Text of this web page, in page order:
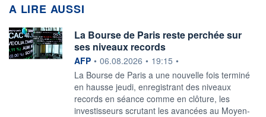
A LIRE AUSSI
La Bourse de Paris reste perchée sur
ses niveaux records
information fournie par
AFP • 06.08.2026 • 19:15 •
La Bourse de Paris a une nouvelle fois terminé
en hausse jeudi, enregistrant des niveaux
records en séance comme en clôture, les
investisseurs scrutant les avancées au Moyen-